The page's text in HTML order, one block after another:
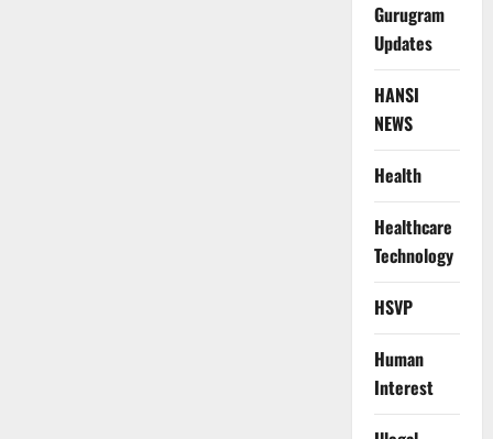
Gurugram
Updates
HANSI
NEWS
Health
Healthcare
Technology
HSVP
Human
Interest